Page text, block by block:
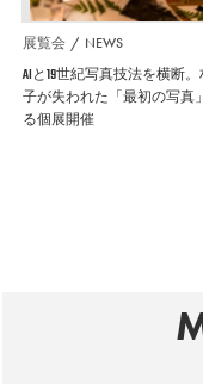
展覧会 NEWS
AIと19世紀写真技法を横断
子が失われた「最初の写真
る個展開催